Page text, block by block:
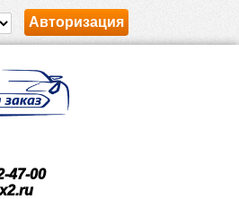
Авторизация
47-00